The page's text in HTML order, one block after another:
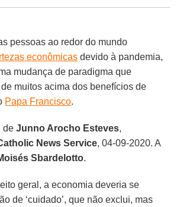
pessoas ao redor do mundo
econômicas devido à pandemia,
mudança de paradigma que
muitos acima dos benefícios de
Papa Francisco.
deJunno Arocho Esteves,
News Service, 04-09-2020. A
Sbardelotto.
geral, a economia deveria se
de ‘cuidado’, que não exclui, mas